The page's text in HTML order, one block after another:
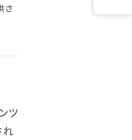
さ
ツ
れ